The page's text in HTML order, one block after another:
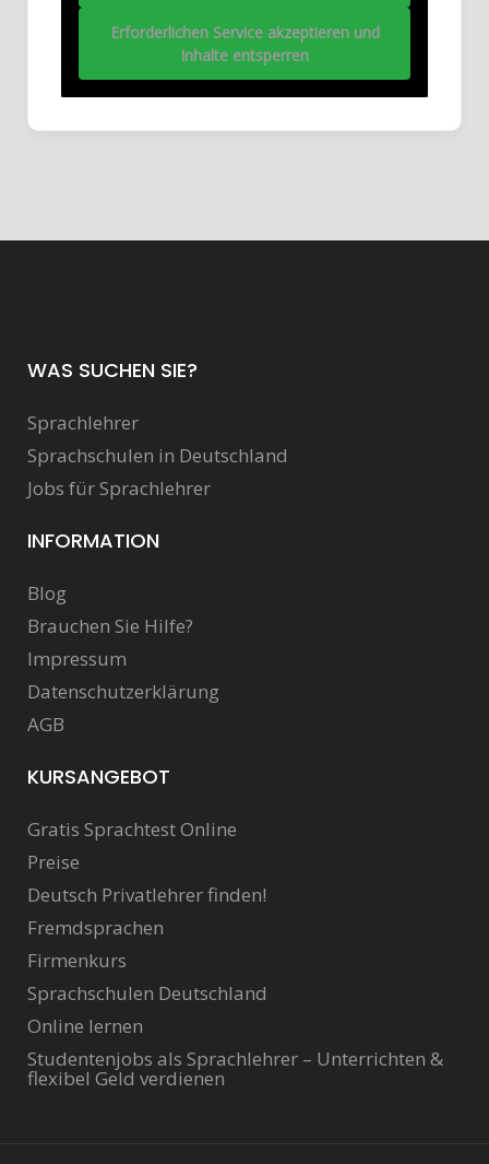
Erforderlichen Service akzeptieren und
Inhalte entsperren
WAS SUCHEN SIE?
Sprachlehrer
Sprachschulen in Deutschland
Jobs für Sprachlehrer
INFORMATION
Blog
Brauchen Sie Hilfe?
Impressum
Datenschutzerklärung
AGB
KURSANGEBOT
Gratis Sprachtest Online
Preise
Deutsch Privatlehrer finden!
Fremdsprachen
Firmenkurs
Sprachschulen Deutschland
Online lernen
Studentenjobs als Sprachlehrer – Unterrichten &
flexibel Geld verdienen